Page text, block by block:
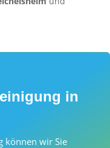
in
können wir Sie